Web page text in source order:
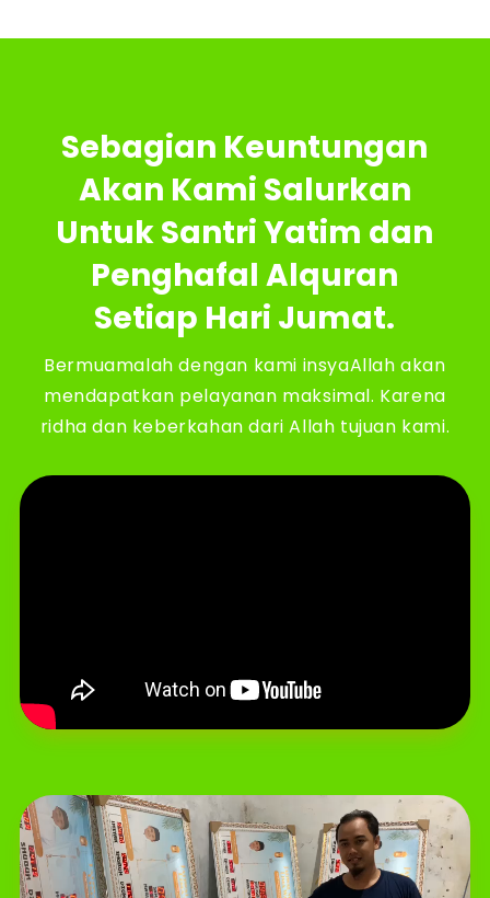
Sebagian Keuntungan
Akan Kami Salurkan
Untuk Santri Yatim dan
Penghafal Alquran
Setiap Hari Jumat.
Bermuamalah dengan kami insyaAllah akan
mendapatkan pelayanan maksimal. Karena
ridha dan keberkahan dari Allah tujuan kami.